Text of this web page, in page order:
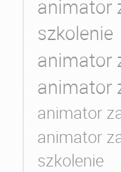
animator
szkolenie
animator
animator
animator
animator
szkolenie